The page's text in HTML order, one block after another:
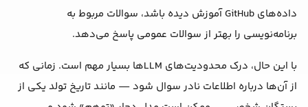
داده‌های GitHub آموزش دیده باشد، سوالات مربوط به
برنامه‌نویسی را بهتر از سوالات عمومی پاسخ می‌دهد.
با این حال، درک محدودیت‌های LLMها بسیار مهم است. زمانی که
از آن‌ها درباره اطلاعات نادر سوال شود — مانند تاریخ تولد یکی از